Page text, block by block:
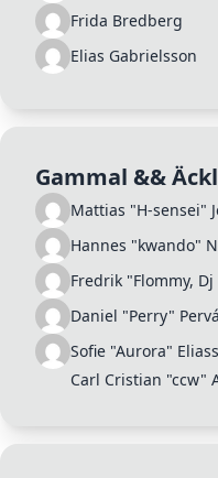
Frida Bredberg
Elias Gabrielsson
Cecilia "Scar1337"
Gammal &&
Mattias "H-sensei"
Hannes "kwando"
Fredrik "Flommy,
Daniel "Perry"
Sofie "Aurora"
Carl Cristian "ccw"